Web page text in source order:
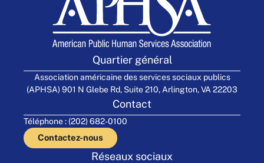
Quartier général
Association américaine des services sociaux publics
(APHSA) 901 N Glebe Rd, Suite 210, Arlington, VA 22203
Contact
Téléphone : (202) 682-0100
Contactez-nous
Réseaux sociaux